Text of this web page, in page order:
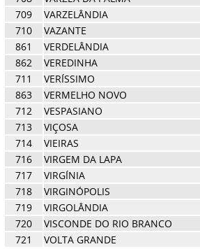
709
VARZELÂNDIA
710
VAZANTE
861
VERDELÂNDIA
862
VEREDINHA
711
VERÍSSIMO
863
VERMELHO NOVO
712
VESPASIANO
713
VIÇOSA
714
VIEIRAS
716
VIRGEM DA LAPA
717
VIRGÍNIA
718
VIRGINÓPOLIS
719
VIRGOLÂNDIA
720
VISCONDE DO RIO BRANCO
721
VOLTA GRANDE